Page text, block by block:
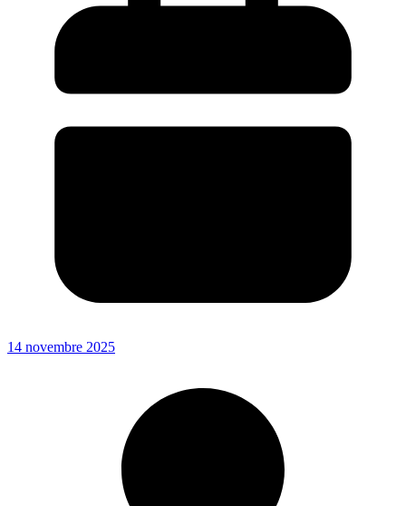
14 novembre 2025